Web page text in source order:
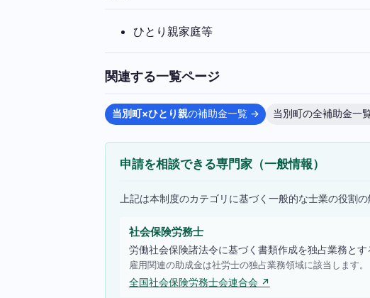
ひとり親家庭等
関連する一覧ページ
当別町×ひとり親の補助金一覧 → 当別町の全補助金一
申請を相談できる専門家（一般情報）
上記は本制度のカテゴリに基づく一般的な士業の役割
社会保険労務士
労働社会保険諸法令に基づく書類作成を独占業務と
雇用関連の助成金は社労士の独占業務領域に該当します。
全国社会保険労務士会連合会 ↗